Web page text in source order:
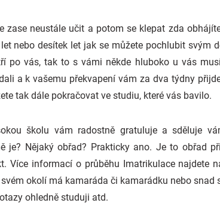
zase neustále učit a potom se klepat zda
nebo desítek let jak se můžete pochlubit svým
po vás, tak to s vámi někde hluboko u vás
a k vašemu překvapení vám za dva týdny
tak dále pokračovat ve studiu, které vás bavilo.
školu vám radostně gratuluje a sděluje
je? Nějaký obřad? Prakticky ano. Je to obřad
Více informací o průběhu Imatrikulace najdete
okolí má kamaráda či kamarádku nebo
ohledně studuji atd.